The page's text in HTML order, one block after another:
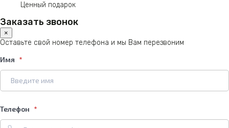
Ценный подарок
Заказать звонок
×
Оставьте свой номер телефона и мы Вам перезвоним
Имя
Телефон